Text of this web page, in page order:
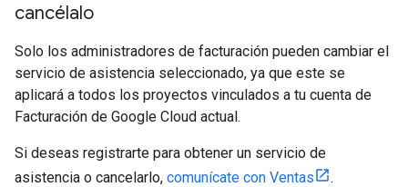
cancélalo
Solo los administradores de facturación pueden cambiar el
servicio de asistencia seleccionado, ya que este se
aplicará a todos los proyectos vinculados a tu cuenta de
Facturación de Google Cloud actual.
Si deseas registrarte para obtener un servicio de
asistencia o cancelarlo, comunícate con Ventas .